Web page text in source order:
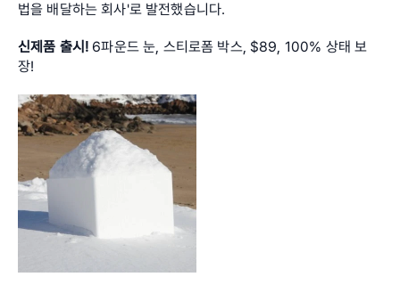
법을 배달하는 회사'로 발전했습니다.
신제품 출시! 6파운드 눈, 스티로폼 박스, $89, 100% 상태 보
장!